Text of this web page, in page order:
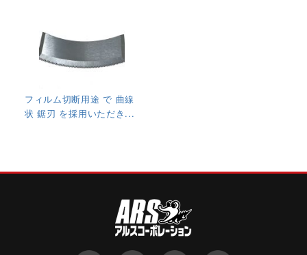
フィルム切断用途 で 曲線
状 鋸刃 を採用いただき...